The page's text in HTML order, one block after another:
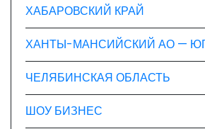
ХАБАРОВСКИЙ КРАЙ
ХАНТЫ-МАНСИЙСКИЙ АО —
ЧЕЛЯБИНСКАЯ ОБЛАСТЬ
ШОУ БИЗНЕС